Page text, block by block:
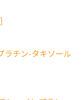
ラチン-タキソール